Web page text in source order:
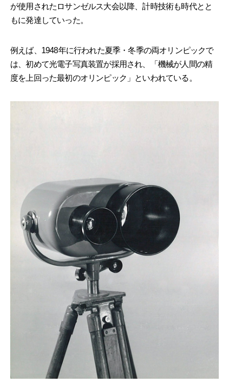
が使用されたロサンゼルス大会以降、計時技術も時代とと
もに発達していった。
例えば、1948年に行われた夏季・冬季の両オリンピックで
は、初めて光電子写真装置が採用され、「機械が人間の精
度を上回った最初のオリンピック」といわれている。